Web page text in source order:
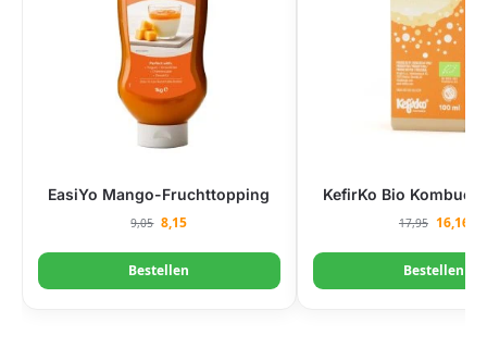
EasiYo Mango-Fruchttopping
9,05 8,15
Bestellen
KefirKo Bio
17,95 16,16
Bestellen